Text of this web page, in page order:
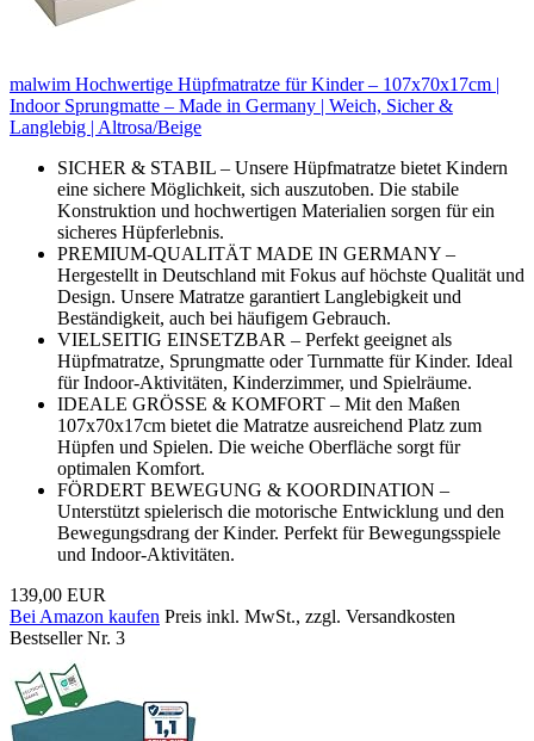
malwim Hochwertige Hüpfmatratze für Kinder – 107x70x17cm |
Indoor Sprungmatte – Made in Germany | Weich, Sicher &
Langlebig | Altrosa/Beige
SICHER & STABIL – Unsere Hüpfmatratze bietet Kindern
eine sichere Möglichkeit, sich auszutoben. Die stabile
Konstruktion und hochwertigen Materialien sorgen für ein
sicheres Hüpferlebnis.
PREMIUM-QUALITÄT MADE IN GERMANY –
Hergestellt in Deutschland mit Fokus auf höchste Qualität und
Design. Unsere Matratze garantiert Langlebigkeit und
Beständigkeit, auch bei häufigem Gebrauch.
VIELSEITIG EINSETZBAR – Perfekt geeignet als
Hüpfmatratze, Sprungmatte oder Turnmatte für Kinder. Ideal
für Indoor-Aktivitäten, Kinderzimmer, und Spielräume.
IDEALE GRÖSSE & KOMFORT – Mit den Maßen
107x70x17cm bietet die Matratze ausreichend Platz zum
Hüpfen und Spielen. Die weiche Oberfläche sorgt für
optimalen Komfort.
FÖRDERT BEWEGUNG & KOORDINATION –
Unterstützt spielerisch die motorische Entwicklung und den
Bewegungsdrang der Kinder. Perfekt für Bewegungsspiele
und Indoor-Aktivitäten.
139,00 EUR
Bei Amazon kaufen Preis inkl. MwSt., zzgl. Versandkosten
Bestseller Nr. 3